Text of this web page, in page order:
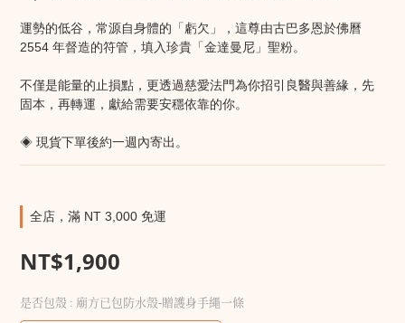
運勢的低谷，常源自身體的「虧欠」，這尊由古巴多恩於佛曆
2554 年督造的符管，填入珍貴「金達曼尼」聖粉。
不僅是能量的止損點，更透過慈愛法門為你招引良醫與善緣，先
固本，再轉運，獻給需要安穩依靠的你。
◈ 現貨下單後約一週內寄出。
全店，滿 NT 3,000 免運
NT$1,900
是否包殼 : 廟方已包防水殼-贈護身手繩一條